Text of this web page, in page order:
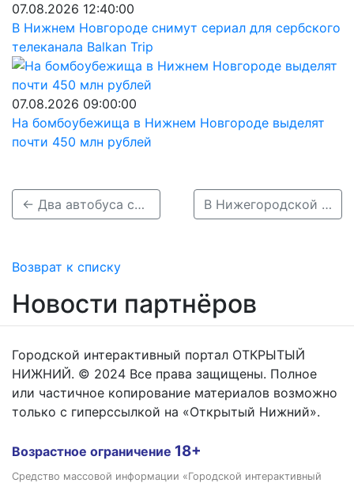
07.08.2026 12:40:00
В Нижнем Новгороде снимут сериал для сербского
телеканала Balkan Trip
07.08.2026 09:00:00
На бомбоубежища в Нижнем Новгороде выделят
почти 450 млн рублей
← Два автобуса съехали в кювет на трассах Нижегородской области из-за гололеда В Нижегородской области за сутки произошло пять ДТП, ранены пять человек →
Возврат к списку
Новости партнёров
Городской интерактивный портал ОТКРЫТЫЙ
НИЖНИЙ. © 2024 Все права защищены. Полное
или частичное копирование материалов возможно
только с гиперссылкой на «Открытый Нижний».
Возрастное ограничение 18+
Средство массовой информации «Городской интерактивный